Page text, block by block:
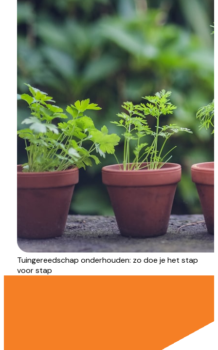
Tuingereedschap onderhouden: zo doe je het stap
voor stap